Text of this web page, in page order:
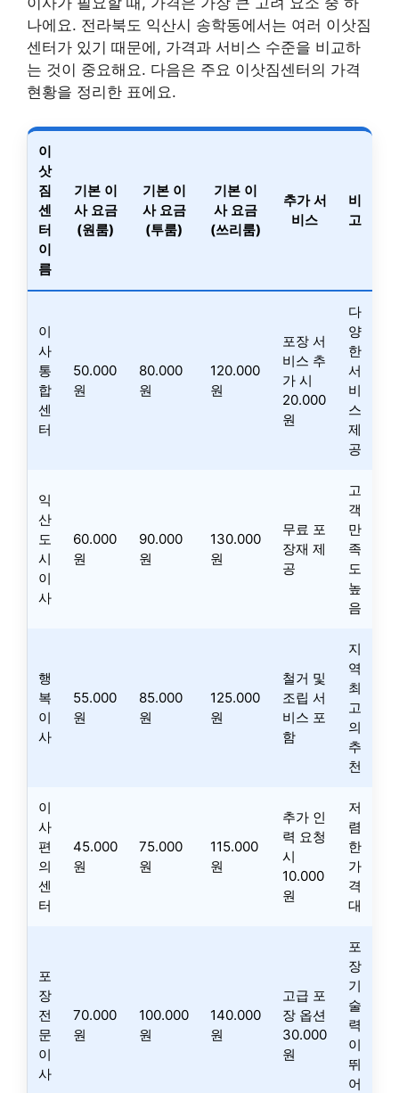
나에요. 전라북도 익산시 송학동에서는 여러 이삿짐
센터가 있기 때문에, 가격과 서비스 수준을 비교하
는 것이 중요해요. 다음은 주요 이삿짐센터의 가격
현황을 정리한 표에요.
이
삿
짐
센
터
이
름
기본 이
사 요금
(원룸)
기본 이
사 요금
(투룸)
기본 이
사 요금
(쓰리룸)
추가 서
비스
비
고
이
사
통
합
센
터
50.000
원
80.000
원
120.000
원
포장 서
비스 추
가 시
20.000
원
다
양
한
서
비
스
제
공
익
산
도
시
이
사
60.000
원
90.000
원
130.000
원
무료 포
장재 제
공
고
객
만
족
도
높
음
행
복
이
사
55.000
원
85.000
원
125.000
원
철거 및
조립 서
비스 포
함
지
역
최
고
의
추
천
이
사
편
의
센
터
45.000
원
75.000
원
115.000
원
추가 인
력 요청
시
10.000
원
저
렴
한
가
격
대
포
장
전
문
이
사
70.000
원
100.000
원
140.000
원
고급 포
장 옵션
30.000
원
포
장
기
술
력
이
뛰
어